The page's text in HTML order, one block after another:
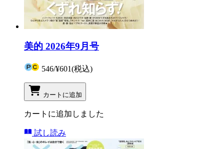
美的 2026年9月号
546/¥601(税込)
カートに追加
カートに追加しました
試し読み